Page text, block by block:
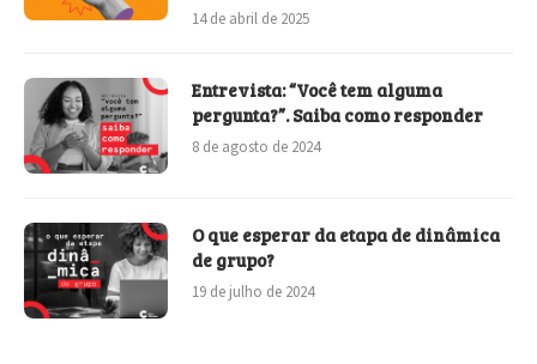
14 de abril de 2025
Entrevista: “Você tem alguma
pergunta?”. Saiba como responder
8 de agosto de 2024
O que esperar da etapa de dinâmica
de grupo?
19 de julho de 2024